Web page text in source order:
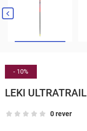

- 10%
LEKI
0 rever